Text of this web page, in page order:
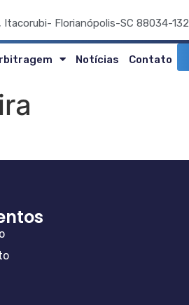
Itacorubi- Florianópolis-SC 88034-132
Notícias Contato